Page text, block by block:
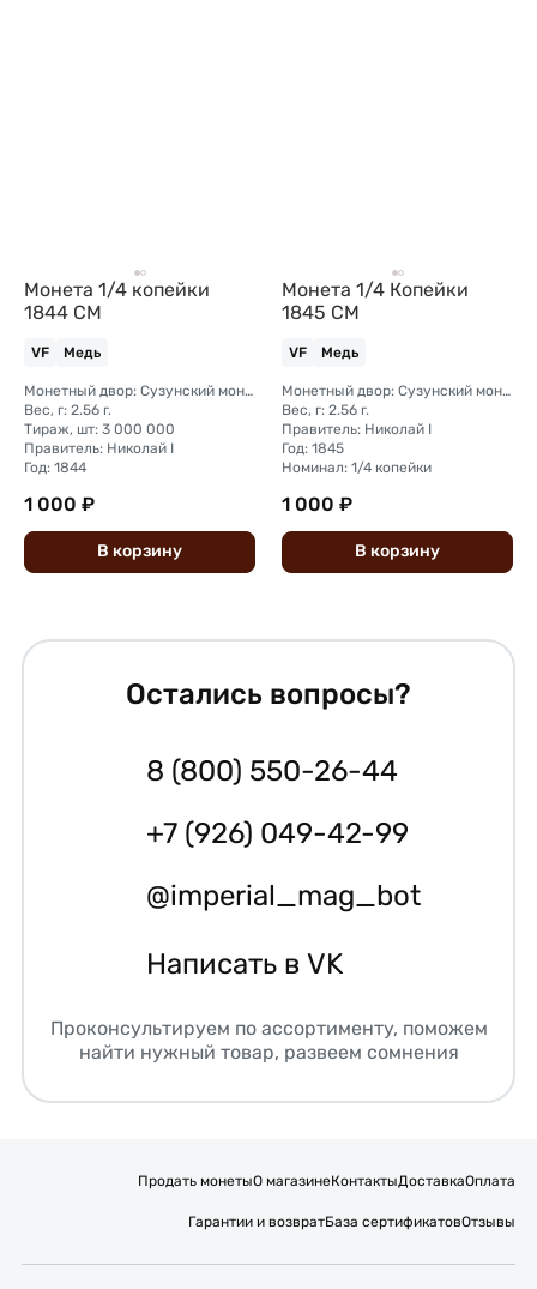
Монета 1/4 копейки
1844 СМ
VF Медь
Монетный двор: Сузунский монетный двор (Сибирь)
Вес, г: 2.56 г.
Тираж, шт: 3 000 000
Правитель: Николай I
Год: 1844
1 000 ₽
В корзину
Монета 1/4 Копейки
1845 СМ
VF Медь
Монетный двор: Сузунский монетный двор (Сибирь)
Вес, г: 2.56 г.
Правитель: Николай I
Год: 1845
Номинал: 1/4 копейки
1 000 ₽
В корзину
Остались вопросы?
8 (800) 550-26-44
+7 (926) 049-42-99
@imperial_mag_bot
Написать в VK
Проконсультируем по ассортименту, поможем
найти нужный товар, развеем сомнения
Продать монетыО магазинеКонтактыДоставкаОплата
Гарантии и возвратБаза сертификатовОтзывы